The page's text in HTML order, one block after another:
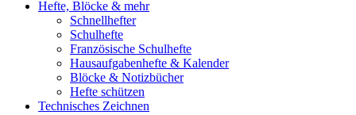
Hefte, Blöcke & mehr
Schnellhefter
Schulhefte
Französische Schulhefte
Hausaufgabenhefte & Kalender
Blöcke & Notizbücher
Hefte schützen
Technisches Zeichnen